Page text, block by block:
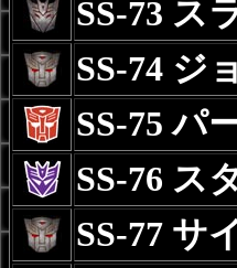
SS-73 ス
SS-74 ジ
SS-75 パ
SS-76 ス
SS-77 サ